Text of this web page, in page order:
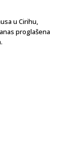
u Cirihu,
proglašena